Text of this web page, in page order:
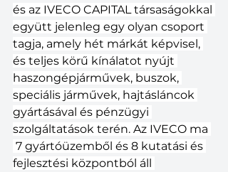
és az IVECO CAPITAL társaságokkal
együtt jelenleg egy olyan csoport
tagja, amely hét márkát képvisel,
és teljes körű kínálatot nyújt
haszongépjárművek, buszok,
speciális járművek, hajtásláncok
gyártásával és pénzügyi
szolgáltatások terén. Az IVECO ma
7 gyártóüzemből és 8 kutatási és
fejlesztési központból áll